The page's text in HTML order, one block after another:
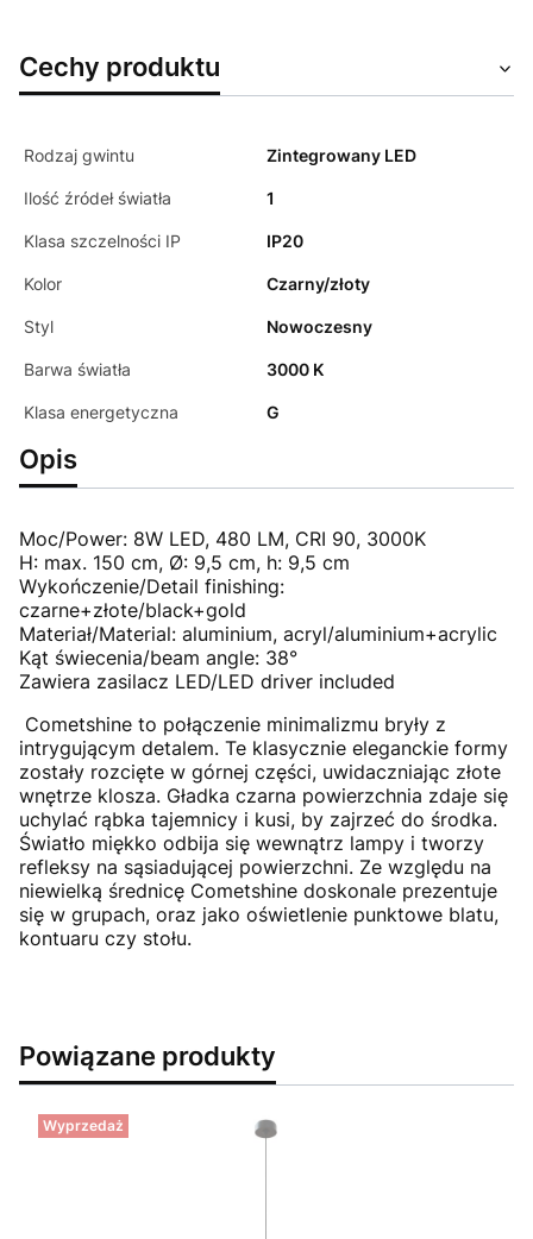
Cechy produktu
Rodzaj gwintu Zintegrowany LED
Ilość źródeł światła 1
Klasa szczelności IP IP20
Kolor Czarny/złoty
Styl Nowoczesny
Barwa światła 3000 K
Klasa energetyczna G
Opis
Moc/Power: 8W LED, 480 LM, CRI 90, 3000K
H: max. 150 cm, Ø: 9,5 cm, h: 9,5 cm
Wykończenie/Detail finishing:
czarne+złote/black+gold
Materiał/Material: aluminium, acryl/aluminium+acrylic
Kąt świecenia/beam angle: 38°
Zawiera zasilacz LED/LED driver included
Cometshine to połączenie minimalizmu bryły z
intrygującym detalem. Te klasycznie eleganckie formy
zostały rozcięte w górnej części, uwidaczniając złote
wnętrze klosza. Gładka czarna powierzchnia zdaje się
uchylać rąbka tajemnicy i kusi, by zajrzeć do środka.
Światło miękko odbija się wewnątrz lampy i tworzy
refleksy na sąsiadującej powierzchni. Ze względu na
niewielką średnicę Cometshine doskonale prezentuje
się w grupach, oraz jako oświetlenie punktowe blatu,
kontuaru czy stołu.
Powiązane produkty
Wyprzedaż